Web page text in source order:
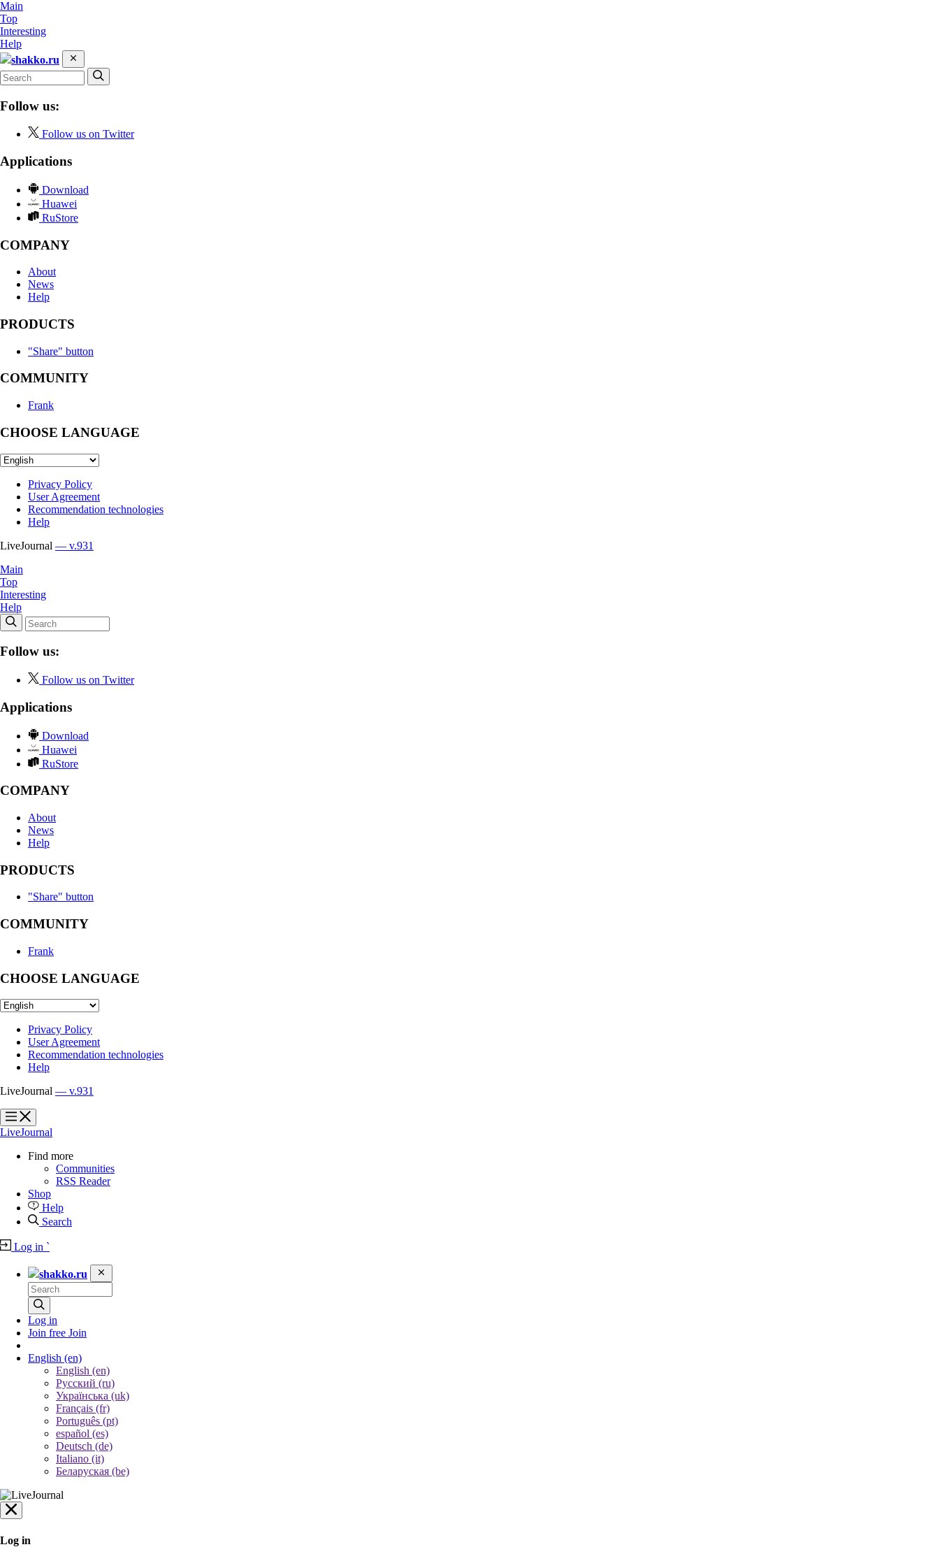
Main
Top
Interesting
Help
shakko.ru
Follow us:
Follow us on Twitter
Applications
Download
Huawei
RuStore
COMPANY
About
News
Help
PRODUCTS
"Share" button
COMMUNITY
Frank
CHOOSE LANGUAGE
Privacy Policy
User Agreement
Recommendation technologies
Help
LiveJournal — v.931
Main
Top
Interesting
Help
Follow us:
Follow us on Twitter
Applications
Download
Huawei
RuStore
COMPANY
About
News
Help
PRODUCTS
"Share" button
COMMUNITY
Frank
CHOOSE LANGUAGE
Privacy Policy
User Agreement
Recommendation technologies
Help
LiveJournal — v.931
?
?
LiveJournal
Find more
Communities
RSS Reader
Shop
Help
Search
Log in `
shakko.ru
Log in
Join free Join
English (en)
English (en)
Русский (ru)
Українська (uk)
Français (fr)
Português (pt)
español (es)
Deutsch (de)
Italiano (it)
Беларуская (be)
Log in